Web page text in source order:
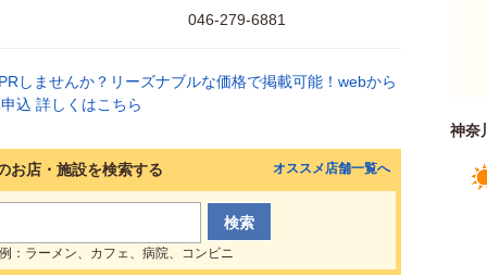
046-279-6881
お店・施設を検索する
例：ラーメン、カフェ、病院、コンビニ
オススメ店舗一覧へ
神奈